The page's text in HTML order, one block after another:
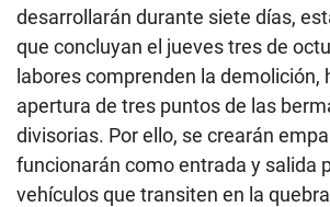
desarrollarán durante siete días,
que concluyan el jueves tres de
labores comprenden la demolición,
apertura de tres puntos de las
divisorias. Por ello, se crearán
funcionarán como entrada y salida
vehículos que transiten en la